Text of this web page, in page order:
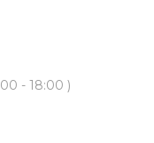
- 18:00 )